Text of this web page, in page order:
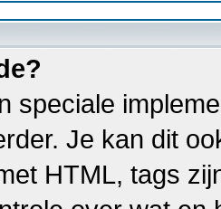
speciale
Je kan dit
HTML, tags